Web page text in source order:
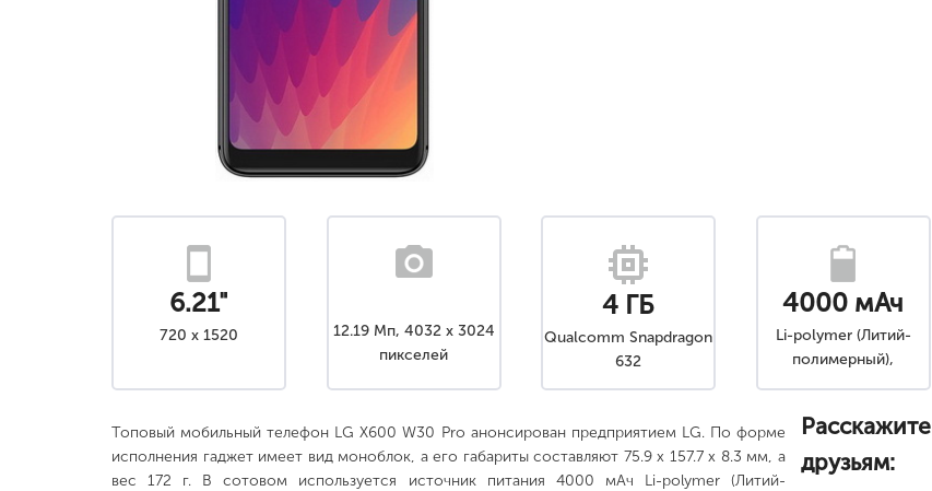
6.21"
720 x 1520
12.19 Мп, 4032 x 3024
пикселей
4 ГБ
Qualcomm Snapdragon
632
4000 мАч
Li-polymer (Литий-
полимерный),
Топовый мобильный телефон LG X600 W30 Pro анонсирован предприятием LG. По форме
исполнения гаджет имеет вид моноблок, а его габариты составляют 75.9 x 157.7 x 8.3 мм, а
вес 172 г. В сотовом используется источник питания 4000 мАч Li-polymer (Литий-
Расскажите
друзьям: